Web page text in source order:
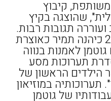
קיבוץ
שהוצגה בקיץ
ועוררה תגובות רבות.
בין השנים 2005 – 2010 כיהנה תמיר כאוצרת
לאמנות בנווה
תערוכות מסע
הראשון של
תערוכותיה במוזיאון
של גוטמן